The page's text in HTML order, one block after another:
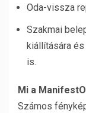
Oda-vissza
Szakmai
kiállítására
is.
Mi a
Számos